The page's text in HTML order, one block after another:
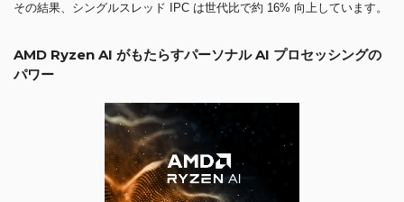
その結果、シングルスレッド IPC は世代比で約 16% 向上しています。
AMD Ryzen AI がもたらすパーソナル AI プロセッシングの
パワー